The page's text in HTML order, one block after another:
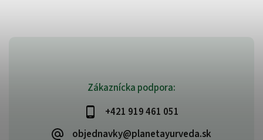
Zákaznícka podpora:
+421 919 461 051
objednavky@planetayurveda.sk